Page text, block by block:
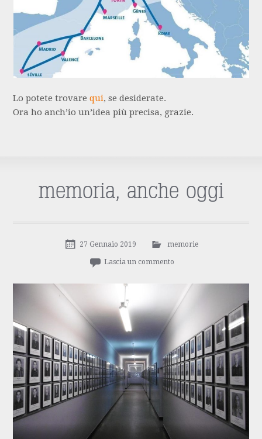
Lo potete trovarequi, se desiderate.
Ora ho anch’io un’idea più precisa, grazie.
memoria, anche oggi
27 Gennaio 2019 memorie
Lascia un commento